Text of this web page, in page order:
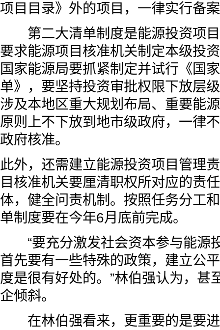
项目目录》外的项目，一律实行备
第二大清单制度是能源投资项目
要求能源项目核准机关制定本级投
国家能源局要抓紧制定并试行《国
单》，要坚持投资审批权限下放层
涉及本地区重大规划布局、重要能
原则上不下放到地市级政府，一律
政府核准。
此外，还需建立能源投资项目管理
目核准机关要厘清职权所对应的责
体，健全问责机制。按照任务分工
单制度要在今年6月底前完成。
“要充分激发社会资本参与能源
首先要有一些特殊的政策，建立公
度是很有好处的。”林伯强认为，甚
企倾斜。
在林伯强看来，更重要的是要进